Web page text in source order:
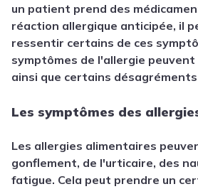
un patient prend des
réaction allergique anticipée, il
ressentir certains de ces
symptômes de l'allergie
ainsi que certains
Les symptômes des
Les allergies alimentaires
gonflement, de l'urticaire, des
fatigue. Cela peut prendre un